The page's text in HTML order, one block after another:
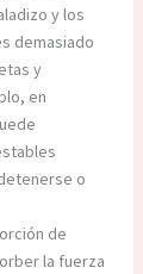
y los
demasiado
y
en
o
de
la fuerza